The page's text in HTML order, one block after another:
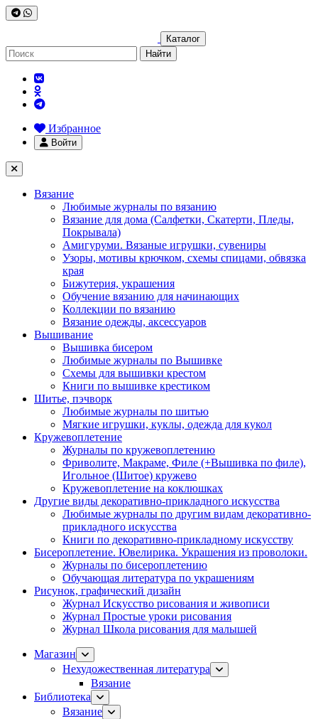
Каталог
Найти
Избранное
Войти
Вязание
Любимые журналы по вязанию
Вязание для дома (Салфетки, Скатерти, Пледы,
Покрывала)
Амигуруми. Вязаные игрушки, сувениры
Узоры, мотивы крючком, схемы спицами, обвязка
края
Бижутерия, украшения
Обучение вязанию для начинающих
Коллекции по вязанию
Вязание одежды, аксессуаров
Вышивание
Вышивка бисером
Любимые журналы по Вышивке
Схемы для вышивки крестом
Книги по вышивке крестиком
Шитье, пэчворк
Любимые журналы по шитью
Мягкие игрушки, куклы, одежда для кукол
Кружевоплетение
Журналы по кружевоплетению
Фриволите, Макраме, Филе (+Вышивка по филе),
Игольное (Шитое) кружево
Кружевоплетение на коклюшках
Другие виды декоративно-прикладного искусства
Любимые журналы по другим видам декоративно-
прикладного искусства
Книги по декоративно-прикладному искусству
Бисероплетение. Ювелирика. Украшения из проволоки.
Журналы по бисероплетению
Обучающая литература по украшениям
Рисунок, графический дизайн
Журнал Искусство рисования и живописи
Журнал Простые уроки рисования
Журнал Школа рисования для малышей
Магазин
Нехудожественная литература
Вязание
Библиотека
Вязание